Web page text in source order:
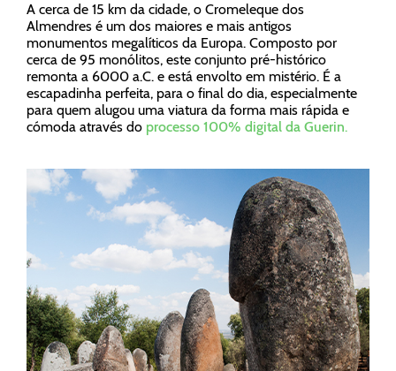
A cerca de 15 km da cidade, o Cromeleque dos
Almendres é um dos maiores e mais antigos
monumentos megalíticos da Europa. Composto por
cerca de 95 monólitos, este conjunto pré-histórico
remonta a 6000 a.C. e está envolto em mistério. É a
escapadinha perfeita, para o final do dia, especialmente
para quem alugou uma viatura da forma mais rápida e
cómoda através do processo 100% digital da Guerin.